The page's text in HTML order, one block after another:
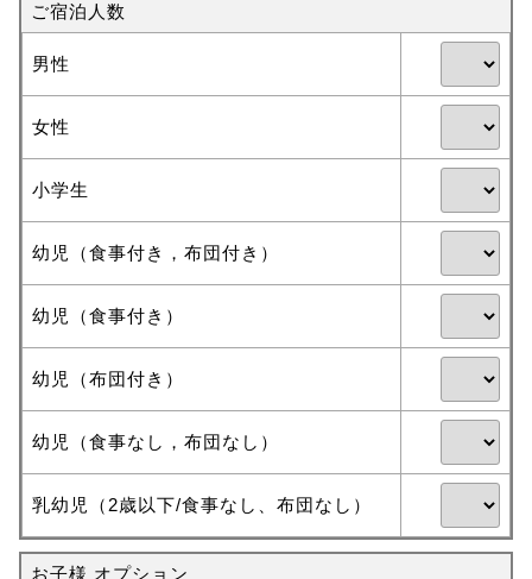
ご宿泊人数
男性
女性
小学生
幼児（食事付き，布団付き）
幼児（食事付き）
幼児（布団付き）
幼児（食事なし，布団なし）
乳幼児（2歳以下/食事なし、布団なし）
お子様 オプション